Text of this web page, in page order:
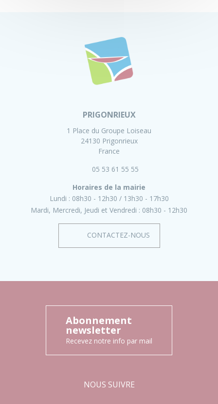
PRIGONRIEUX
1 Place du Groupe Loiseau
24130 Prigonrieux
France
05 53 61 55 55
Horaires de la mairie
Lundi : 08h30 - 12h30
13h30 - 17h30
Mardi, Mercredi, Jeudi et Vendredi : 08h30 - 12h30
CONTACTEZ-NOUS
Abonnement
newsletter
Recevez notre info par mail
NOUS SUIVRE